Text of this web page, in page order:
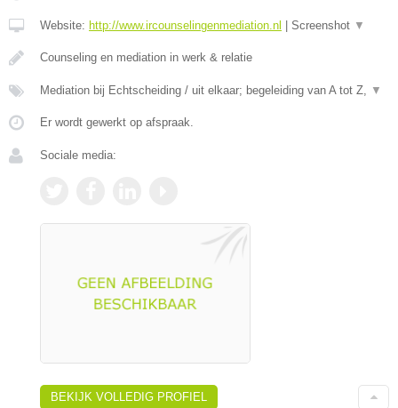
Website: http://www.ircounselingenmediation.nl Screenshot ▼
Counseling en mediation in werk & relatie
Mediation bij Echtscheiding / uit elkaar; begeleiding van A tot Z, ▼
Er wordt gewerkt op afspraak.
Sociale media:
BEKIJK VOLLEDIG PROFIEL